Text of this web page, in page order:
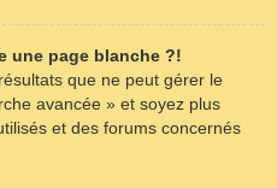
une page blanche ?!
que ne peut gérer le
avancée » et soyez plus
et des forums concernés